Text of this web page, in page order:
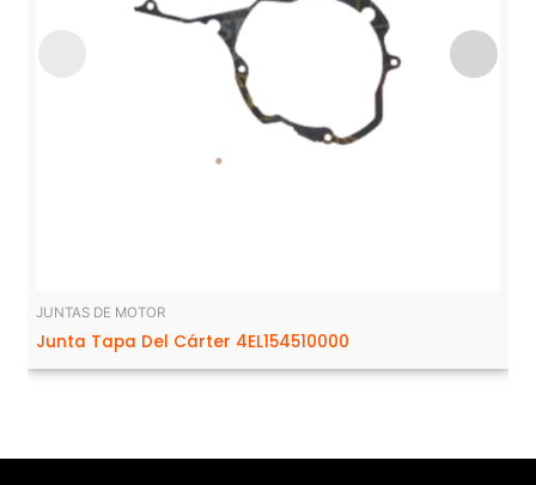
JUNTAS DE MOTOR
Junta Tapa Del Cárter 4EL154510000